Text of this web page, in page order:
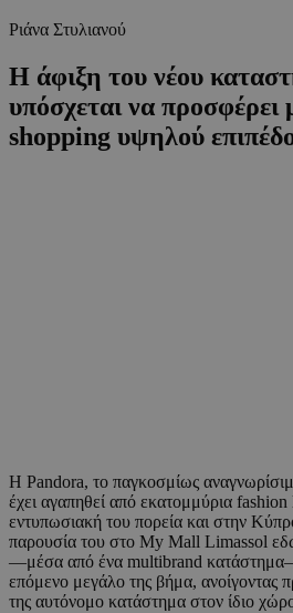
Ριάνα Στυλιανού
Η άφιξη του νέου
υπόσχεται να προσφέρει
shopping υψηλού
Η Pandora, το παγκοσμίως
έχει αγαπηθεί από εκατομμύρια fashion
εντυπωσιακή του πορεία και στην
παρουσία του στο My Mall Limassol
—μέσα από ένα multibrand
επόμενο μεγάλο της βήμα, ανοίγοντας
της αυτόνομο κατάστημα στον ίδιο